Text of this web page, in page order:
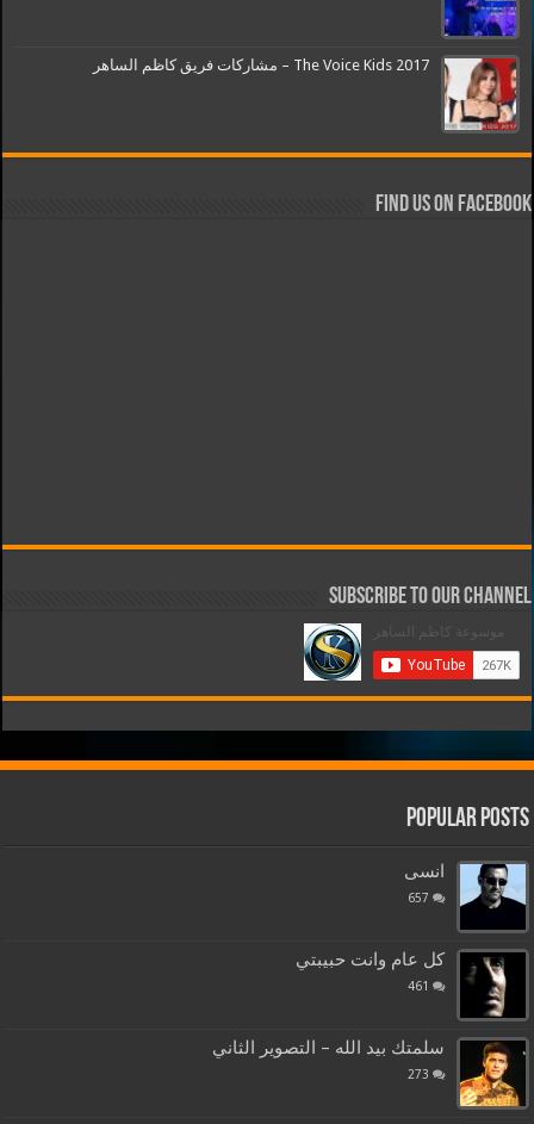
The Voice Kids 2017 – مشاركات فريق كاظم الساهر
Find us on Facebook
Subscribe to our Channel
Popular Posts
انسى
657
كل عام وانت حبيبتي
461
سلمتك بيد الله – التصوير الثاني
273